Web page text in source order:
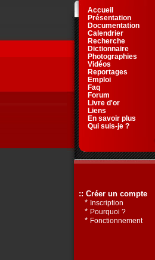
Accueil
Présentation
Documentation
Calendrier
Recherche
Dictionnaire
Photographies
Vidéos
Reportages
Emploi
Faq
Forum
Livre d'or
Liens
En savoir plus
Qui suis-je ?
:: Créer un compte
* Inscription
* Pourquoi ?
* Fonctionnement